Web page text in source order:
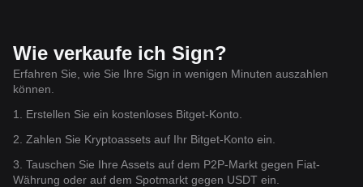
Wie verkaufe ich Sign?
Erfahren Sie, wie Sie Ihre Sign in wenigen Minuten auszahlen
können.
1. Erstellen Sie ein kostenloses Bitget-Konto.
2. Zahlen Sie Kryptoassets auf Ihr Bitget-Konto ein.
3. Tauschen Sie Ihre Assets auf dem P2P-Markt gegen Fiat-
Währung oder auf dem Spotmarkt gegen USDT ein.